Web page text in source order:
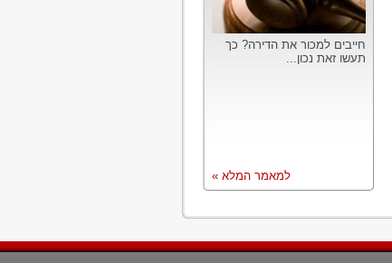
חייבים למכור את הדירה? כך
תעשו זאת נכון...
למאמר המלא »